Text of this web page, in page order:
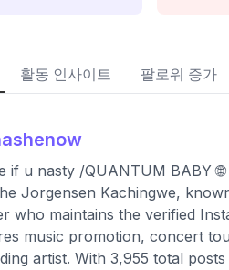
활동 인사이트 팔로워 증가
if u nasty /QUANTUM BABY 🌐
Jorgensen Kachingwe,
who maintains the verified
music promotion, concert
artist. With 3,955 total